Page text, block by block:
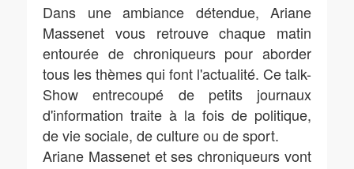
Dans une ambiance détendue, Ariane
Massenet vous retrouve chaque matin
entourée de chroniqueurs pour aborder
tous les thèmes qui font l'actualité. Ce talk-
Show entrecoupé de petits journaux
d'information traite à la fois de politique,
de vie sociale, de culture ou de sport.
Ariane Massenet et ses chroniqueurs vont